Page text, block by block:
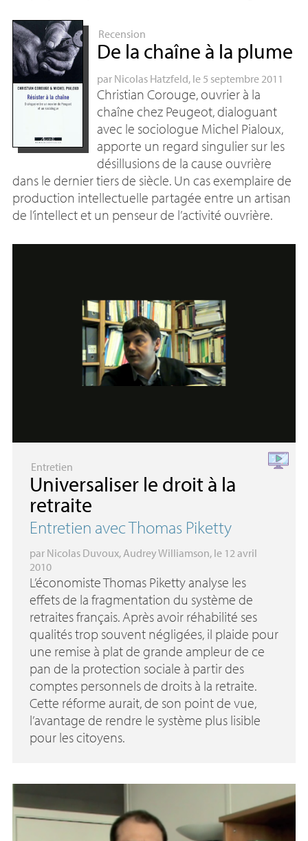
Recension
De la chaîne à la plume
par Nicolas Hatzfeld, le 5 septembre 2011
Christian Corouge, ouvrier à la
chaîne chez Peugeot, dialoguant
avec le sociologue Michel Pialoux,
apporte un regard singulier sur les
désillusions de la cause ouvrière
dans le dernier tiers de siècle. Un cas exemplaire de
production intellectuelle partagée entre un artisan
de l’intellect et un penseur de l’activité ouvrière.
Entretien
Universaliser le droit à la
retraite
Entretien avec Thomas Piketty
par Nicolas Duvoux,Audrey Williamson, le 12 avril
2010
L’économiste Thomas Piketty analyse les
effets de la fragmentation du système de
retraites français. Après avoir réhabilité ses
qualités trop souvent négligées, il plaide pour
une remise à plat de grande ampleur de ce
pan de la protection sociale à partir des
comptes personnels de droits à la retraite.
Cette réforme aurait, de son point de vue,
l’avantage de rendre le système plus lisible
pour les citoyens.